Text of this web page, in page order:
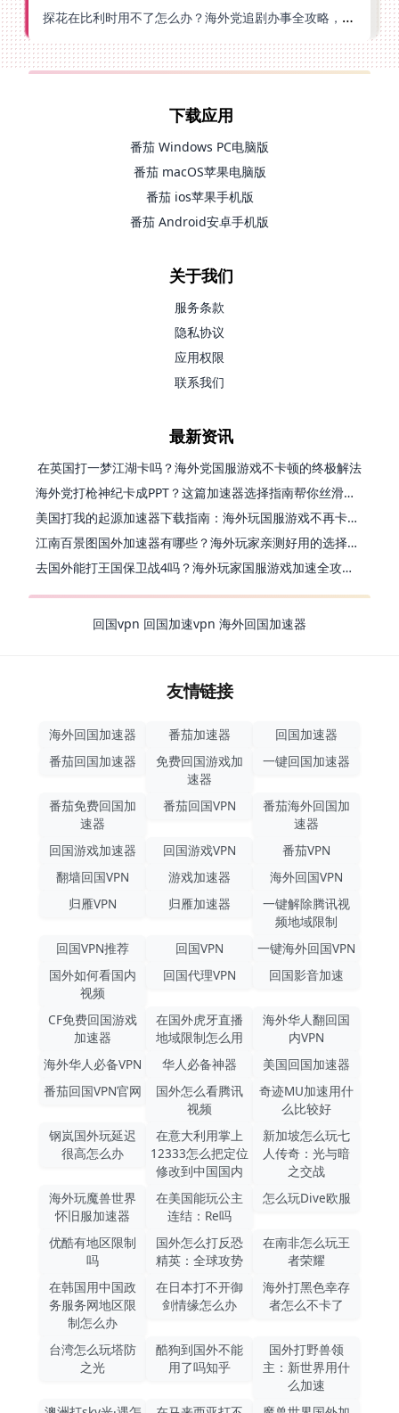
探花在比利时用不了怎么办？海外党追剧办事全攻略，选对加速器就够了
下载应用
番茄 Windows PC电脑版
番茄 macOS苹果电脑版
番茄 ios苹果手机版
番茄 Android安卓手机版
关于我们
服务条款
隐私协议
应用权限
联系我们
最新资讯
在英国打一梦江湖卡吗？海外党国服游戏不卡顿的终极解法
海外党打枪神纪卡成PPT？这篇加速器选择指南帮你丝滑上分
美国打我的起源加速器下载指南：海外玩国服游戏不再卡的终极方案
江南百景图国外加速器有哪些？海外玩家亲测好用的选择与避坑指南
去国外能打王国保卫战4吗？海外玩家国服游戏加速全攻略（附公主连结幻想江湖实测）
回国vpn 回国加速vpn 海外回国加速器
友情链接
海外回国加速器 番茄加速器
回国加速器
番茄回国加速器
免费回国游戏加
速器
一键回国加速器
番茄免费回国加
速器
番茄回国VPN
番茄海外回国加
速器
回国游戏加速器
回国游戏VPN
番茄VPN
翻墙回国VPN
游戏加速器
海外回国VPN
归雁VPN
归雁加速器
一键解除腾讯视
频地域限制
回国VPN推荐
回国VPN
一键海外回国VPN
国外如何看国内
视频
回国代理VPN 回国影音加速
CF免费回国游戏
加速器
在国外虎牙直播
地域限制怎么用
海外华人翻回国
内VPN
海外华人必备VPN
华人必备神器
美国回国加速器
番茄回国VPN官网
国外怎么看腾讯
视频
奇迹MU加速用什
么比较好
钢岚国外玩延迟
很高怎么办
在意大利用掌上
12333怎么把定位
修改到中国国内
新加坡怎么玩七
人传奇：光与暗
之交战
海外玩魔兽世界
怀旧服加速器
在美国能玩公主
连结：Re吗
怎么玩Dive欧服
优酷有地区限制
吗
国外怎么打反恐
精英：全球攻势
在南非怎么玩王
者荣耀
在韩国用中国政
务服务网地区限
制怎么办
在日本打不开御
剑情缘怎么办
海外打黑色幸存
者怎么不卡了
台湾怎么玩塔防
之光
酷狗到国外不能
用了吗知乎
国外打野兽领
主：新世界用什
么加速